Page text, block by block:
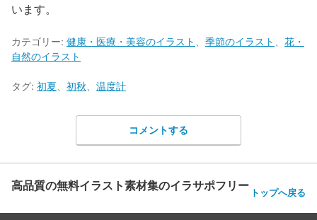
います。
カテゴリー: 健康・医療・美容のイラスト 季節のイラスト
花・
自然のイラスト
タグ: 初夏 初秋 温度計
コメントする
高品質の無料イラスト素材集のイラサポフリー トップへ戻る